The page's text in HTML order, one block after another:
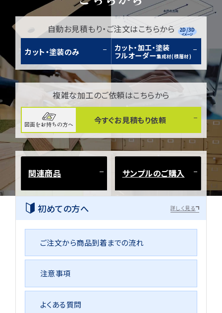
自動お見積もり・ご注文はこちらから
カット・塗装のみ
カット・加工・塗装
フルオーダー集成材(積層材)
2D/3D
イメージ
複雑な加工のご依頼はこちらから
図面をお持ちの方へ 今すぐお見積もり依頼
関連商品 サンプルのご購入
初めての方へ 詳しく見る
ご注文から商品到着までの流れ
注意事項
よくある質問